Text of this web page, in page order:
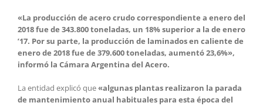
«La producción de acero crudo correspondiente a enero del
2018 fue de 343.800 toneladas, un 18% superior a la de enero
’17. Por su parte, la producción de laminados en caliente de
enero de 2018 fue de 379.600 toneladas, aumentó 23,6%»,
informó la Cámara Argentina del Acero.
La entidad explicó que«algunas plantas realizaron la parada
de mantenimiento anual habituales para esta época del